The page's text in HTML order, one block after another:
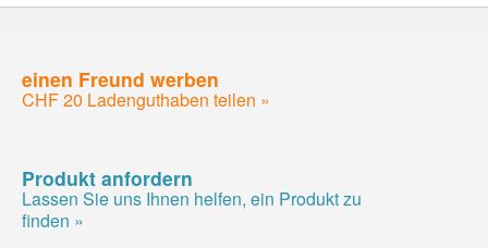
einen Freund werben
CHF 20 Ladenguthaben teilen »
Produkt anfordern
Lassen Sie uns Ihnen helfen, ein Produkt zu
finden »